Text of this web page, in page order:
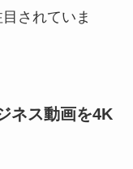
されていま
ネス動画を4K